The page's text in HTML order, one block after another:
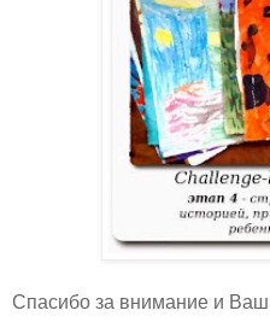
Спасибо за внимание и